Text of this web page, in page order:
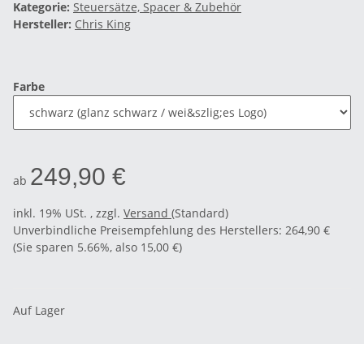
Kategorie: Steuersätze, Spacer & Zubehör
Hersteller: Chris King
Farbe
ab 249,90 €
inkl. 19% USt. , zzgl. Versand (Standard)
Unverbindliche Preisempfehlung des Herstellers: 264,90 €
(Sie sparen 5.66%, also 15,00 €)
Auf Lager